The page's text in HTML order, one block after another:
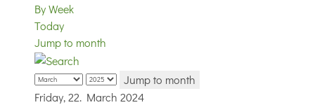
By Week
Today
Jump to month
Jump to month
Friday, 22. March 2024